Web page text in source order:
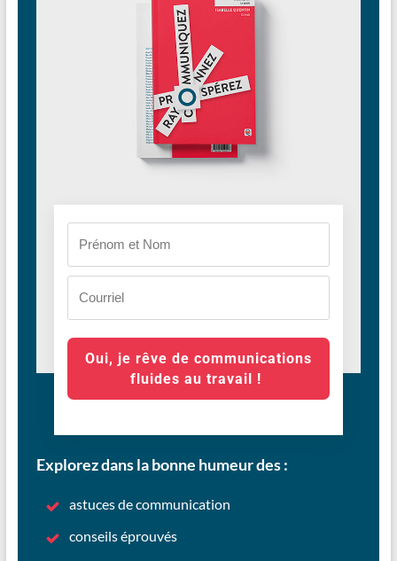
Oui, je rêve de communications
fluides au travail !
Explorez dans la bonne humeur des :
astuces de communication
conseils éprouvés